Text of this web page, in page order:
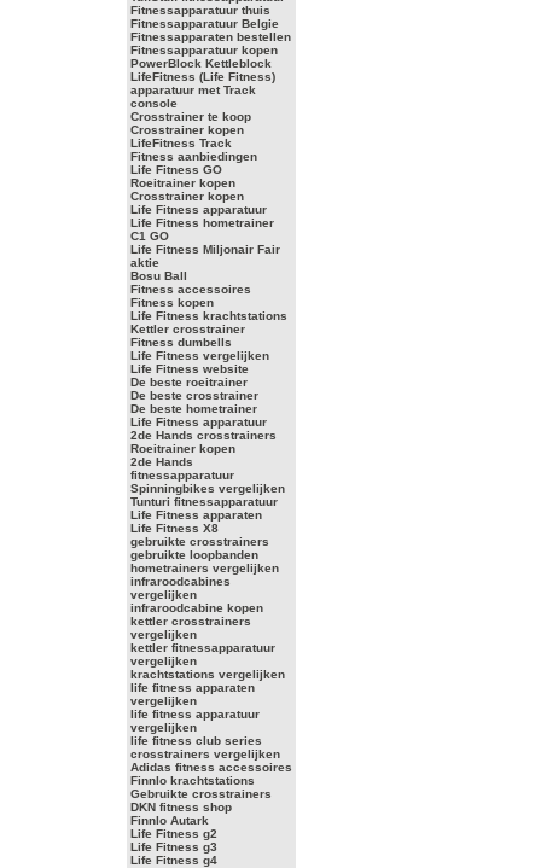
Fitnessapparatuur thuis
Fitnessapparatuur Belgie
Fitnessapparaten bestellen
Fitnessapparatuur kopen
PowerBlock Kettleblock
LifeFitness (Life Fitness)
apparatuur met Track
console
Crosstrainer te koop
Crosstrainer kopen
LifeFitness Track
Fitness aanbiedingen
Life Fitness GO
Roeitrainer kopen
Crosstrainer kopen
Life Fitness apparatuur
Life Fitness hometrainer
C1 GO
Life Fitness Miljonair Fair
aktie
Bosu Ball
Fitness accessoires
Fitness kopen
Life Fitness krachtstations
Kettler crosstrainer
Fitness dumbells
Life Fitness vergelijken
Life Fitness website
De beste roeitrainer
De beste crosstrainer
De beste hometrainer
Life Fitness apparatuur
2de Hands crosstrainers
Roeitrainer kopen
2de Hands
fitnessapparatuur
Spinningbikes vergelijken
Tunturi fitnessapparatuur
Life Fitness apparaten
Life Fitness X8
gebruikte crosstrainers
gebruikte loopbanden
hometrainers vergelijken
infraroodcabines
vergelijken
infraroodcabine kopen
kettler crosstrainers
vergelijken
kettler fitnessapparatuur
vergelijken
krachtstations vergelijken
life fitness apparaten
vergelijken
life fitness apparatuur
vergelijken
life fitness club series
crosstrainers vergelijken
Adidas fitness accessoires
Finnlo krachtstations
Gebruikte crosstrainers
DKN fitness shop
Finnlo Autark
Life Fitness g2
Life Fitness g3
Life Fitness g4